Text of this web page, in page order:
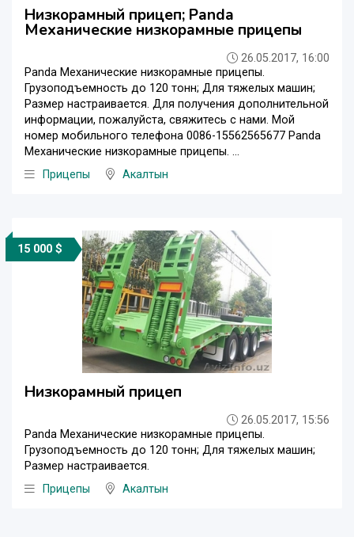
Низкорамный прицеп; Panda
Механические низкорамные прицепы
26.05.2017, 16:00
Panda Механические низкорамные прицепы.
Грузоподъемность до 120 тонн; Для тяжелых машин;
Размер настраивается. Для получения дополнительной
информации, пожалуйста, свяжитесь с нами. Мой
номер мобильного телефона 0086-15562565677 Panda
Механические низкорамные прицепы. ...
Прицепы
Акалтын
15 000 $
Низкорамный прицеп
26.05.2017, 15:56
Panda Механические низкорамные прицепы.
Грузоподъемность до 120 тонн; Для тяжелых машин;
Размер настраивается.
Прицепы
Акалтын